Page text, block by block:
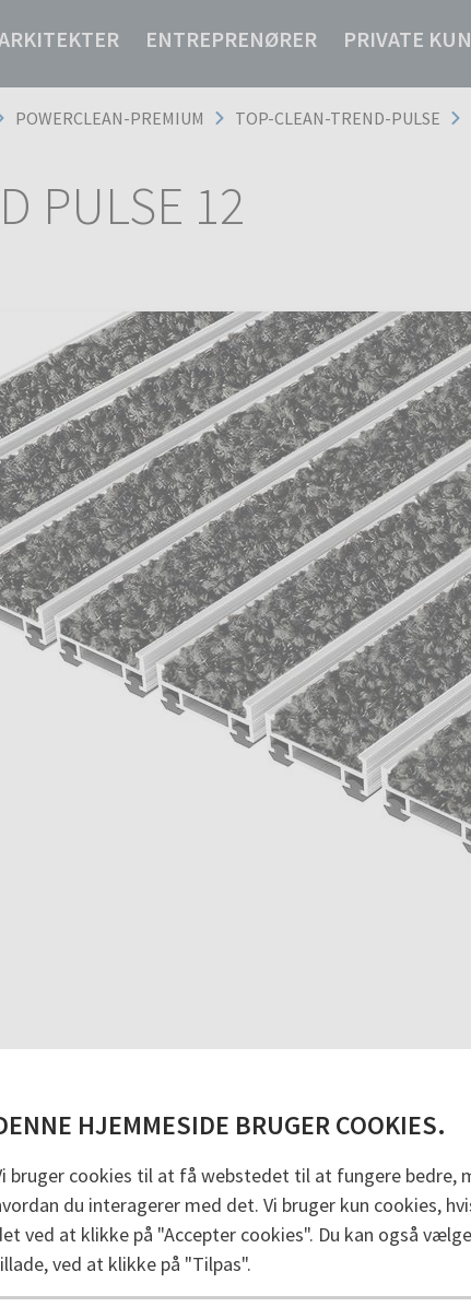
HJEMMESIDE BRUGER COOKIES.
bruger cookies til at få webstedet til at fungere bedre,
du interagerer med det. Vi bruger kun cookies,
ved at klikke på "Accepter cookies". Du kan også
ved at klikke på "Tilpas".
ENTREPRENØRER PRIVATE
POWERCLEAN-PREMIUM TOP-CLEAN-TREND-PULSE
PULSE 12
og er velegnet til mellemstore og store
som giver højeffektiv rengøring. Fordi
Brugt i indendørs og overdækkede udendørs
er formstabil, rullebar og nem at rengøre.
2 MELLEMZONE 3 FIN SNAVS OG